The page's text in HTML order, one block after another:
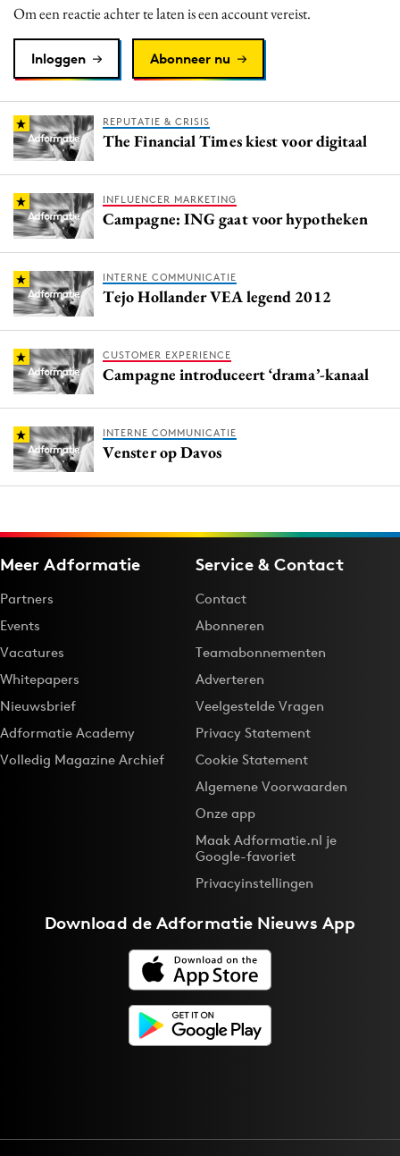
Programmatic
Purpose Marketing
Reputatie & crisis
Om een reactie achter te laten is een account vereist.
Inloggen Abonneer nu
REPUTATIE & CRISIS
The Financial Times kiest voor digitaal
INFLUENCER MARKETING
Campagne: ING gaat voor hypotheken
INTERNE COMMUNICATIE
Tejo Hollander VEA legend 2012
CUSTOMER EXPERIENCE
Campagne introduceert ‘drama’-kanaal
INTERNE COMMUNICATIE
Venster op Davos
Meer Adformatie
Partners
Events
Vacatures
Whitepapers
Nieuwsbrief
Adformatie Academy
Volledig Magazine Archief
Service & Contact
Contact
Abonneren
Teamabonnementen
Adverteren
Veelgestelde Vragen
Privacy Statement
Cookie Statement
Algemene Voorwaarden
Onze app
Maak Adformatie.nl je
Google-favoriet
Privacyinstellingen
Download deAdformatie Nieuws App